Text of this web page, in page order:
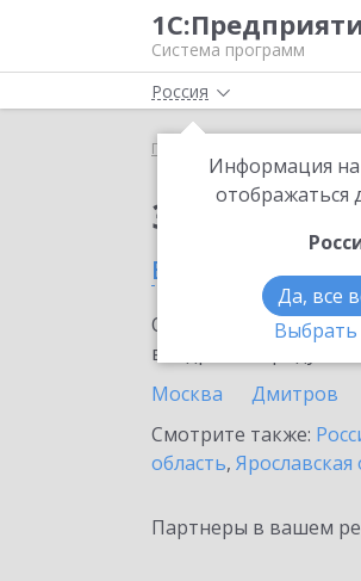
Система программ
Россия
Информация на
отображаться
Да, все
Выбрать
Главная
Заказать
в Москве и
Ознакомьтесь с
внедрение продукта.
Москва
Дмитров
Смотрите также:
область, Ярославская
Партнеры в вашем